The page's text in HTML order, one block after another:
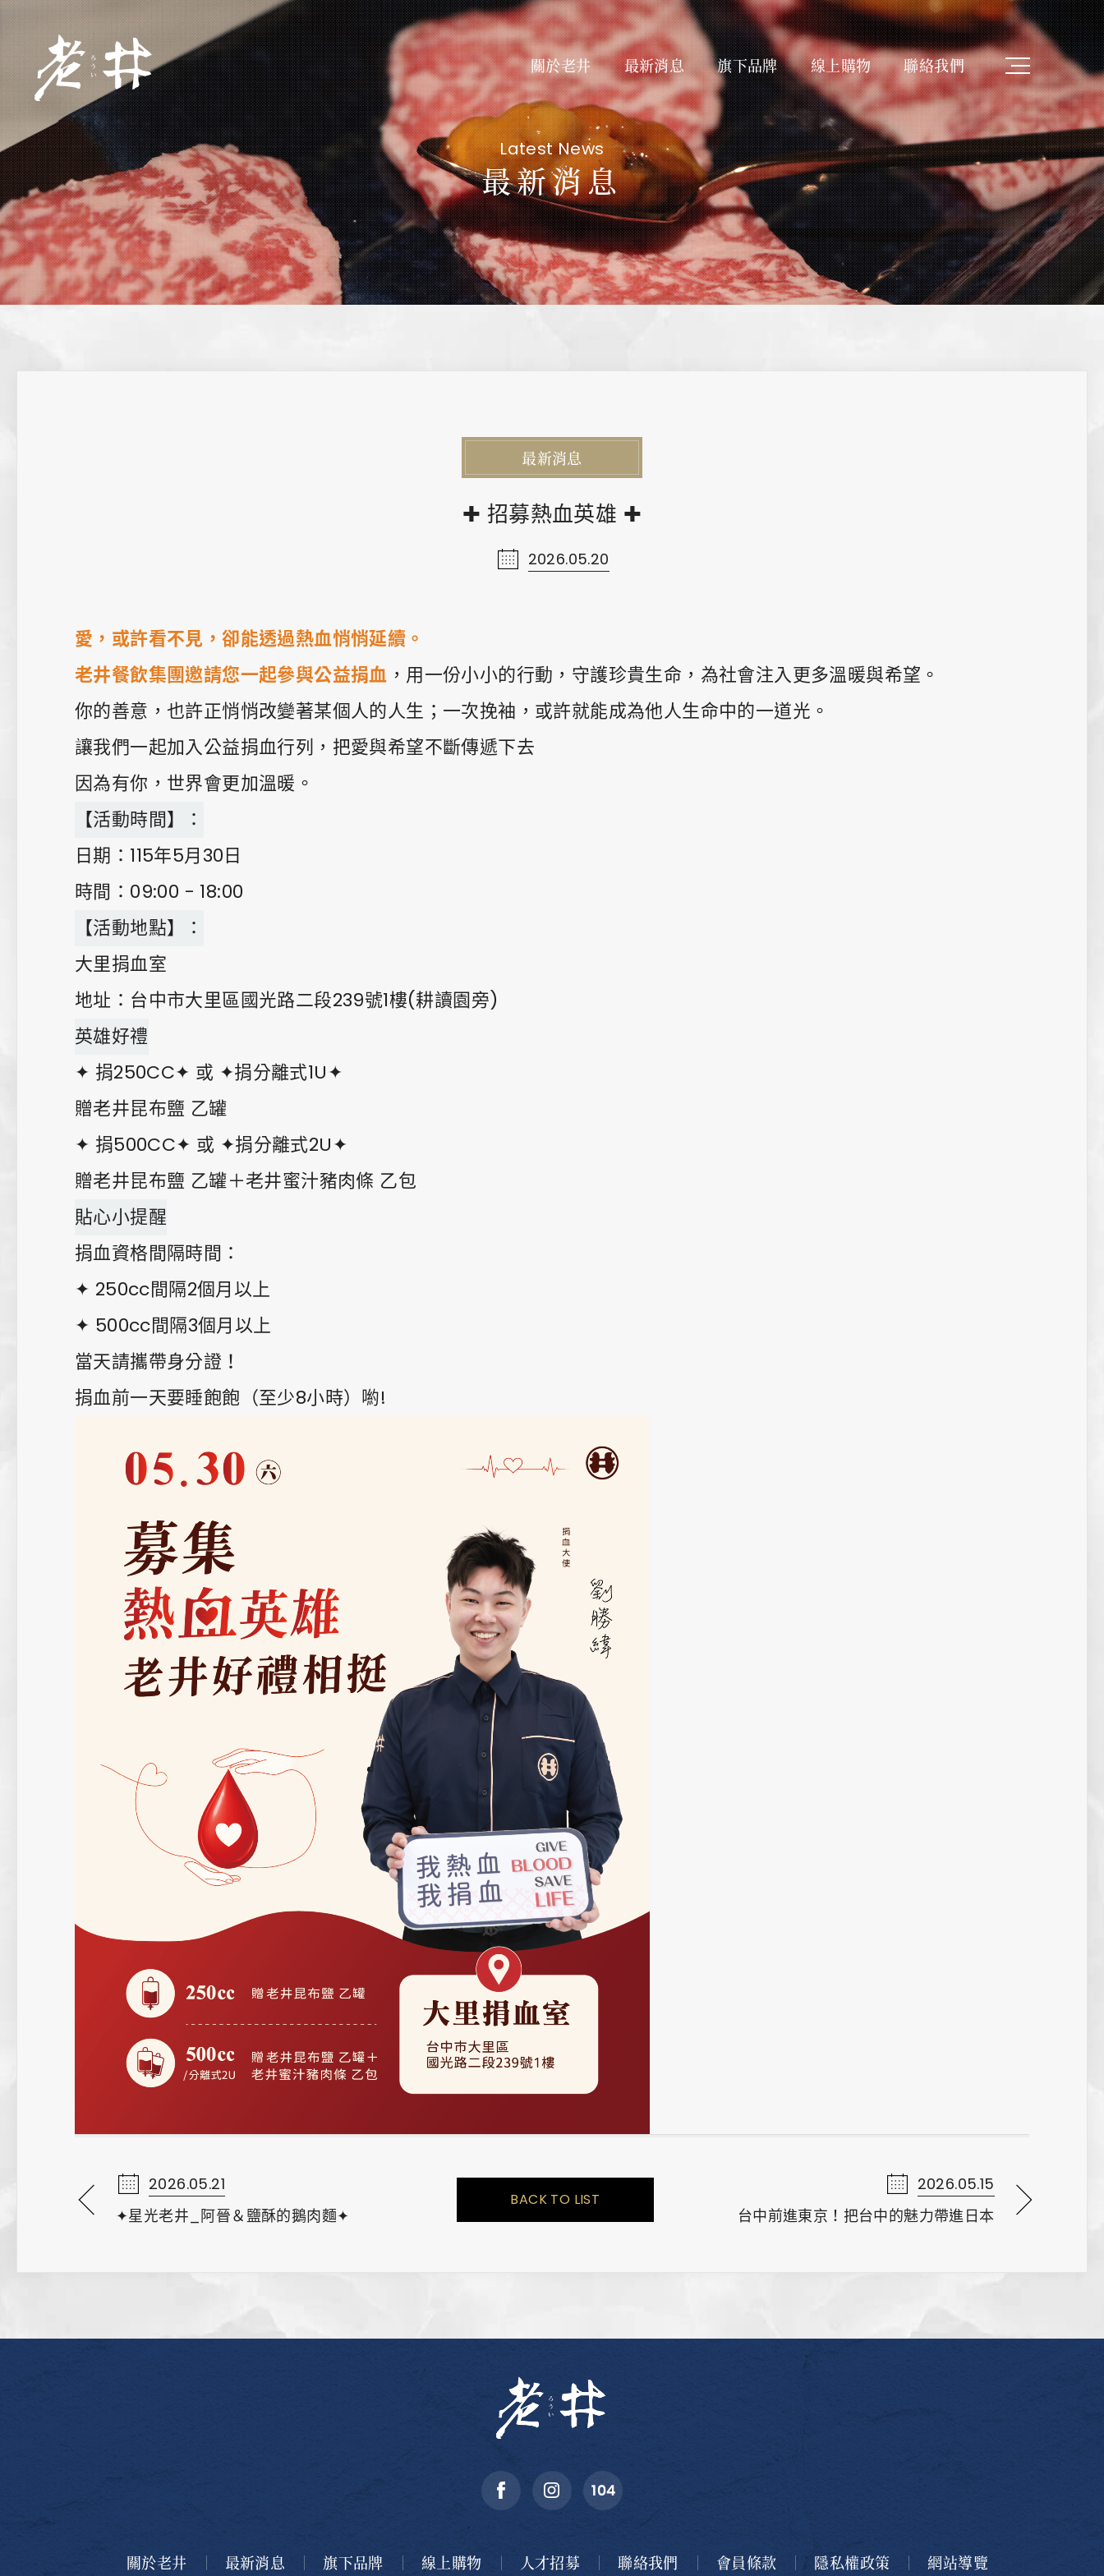
關於老井 最新消息 旗下品牌 線上購物 聯絡我們
關於老井 About Us
私たちについて 最新消息 Latest News
最新ニュース
Contact Us
Latest News
最新消息
最新消息
✚ 招募熱血英雄 ✚
2026.05.20
愛，或許看不見，卻能透過熱血悄悄延續。
老井餐飲集團邀請您一起參與公益捐血 ，用一份小小的行動，守護珍貴生命，為社會注入更多溫暖與希望。
你的善意，也許正悄悄改變著某個人的人生；一次挽袖，或許就能成為他人生命中的一道光。
讓我們一起加入公益捐血行列，把愛與希望不斷傳遞下去
因為有你，世界會更加溫暖。
【活動時間】：
日期：115年5月30日
時間：09:00 - 18:00
【活動地點】：
大里捐血室
地址：台中市大里區國光路二段239號1樓(耕讀園旁)
英雄好禮
✦ 捐250CC✦ 或 ✦捐分離式1U✦
贈老井昆布鹽 乙罐
✦ 捐500CC✦ 或 ✦捐分離式2U✦
贈老井昆布鹽 乙罐＋老井蜜汁豬肉條 乙包
貼心小提醒
捐血資格間隔時間：
✦ 250cc間隔2個月以上
✦ 500cc間隔3個月以上
當天請攜帶身分證！
捐血前一天要睡飽飽（至少8小時）喲!
2026.05.21
✦星光老井_阿晉＆鹽酥的鵝肉麵✦
BACK TO LIST
2026.05.15
台中前進東京！把台中的魅力帶進日本
關於老井 最新消息 旗下品牌 線上購物 人才招募 聯絡我們 會員條款 隱私權政策 網站導覽